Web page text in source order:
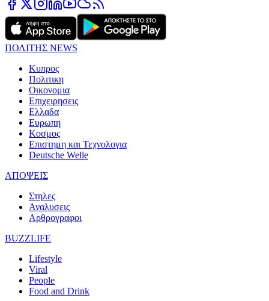
ΠΟΛΙΤΗΣ NEWS
Κυπρος
Πολιτικη
Οικονομια
Επιχειρησεις
Ελλαδα
Ευρωπη
Κοσμος
Επιστημη και Τεχνολογια
Deutsche Welle
ΑΠΟΨΕΙΣ
Στηλες
Αναλυσεις
Αρθρογραφοι
BUZZLIFE
Lifestyle
Viral
People
Food and Drink